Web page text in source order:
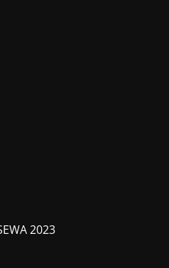
2023